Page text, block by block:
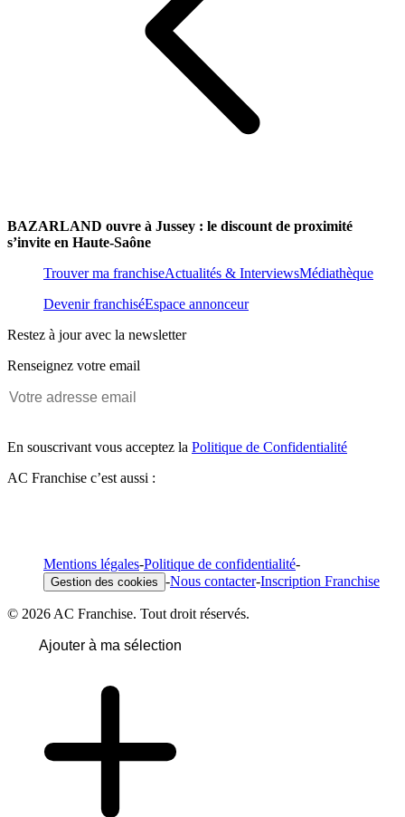
BAZARLAND ouvre à Jussey : le discount de proximité
s’invite en Haute-Saône
Trouver ma franchiseActualités & InterviewsMédiathèque
Devenir franchiséEspace annonceur
Restez à jour avec la newsletter
Renseignez votre email
En souscrivant vous acceptez la Politique de Confidentialité
AC Franchise c’est aussi :
Mentions légales-Politique de confidentialité-
Gestion des cookies -Nous contacter-Inscription Franchise
© 2026 AC Franchise. Tout droit réservés.
Ajouter à ma sélection